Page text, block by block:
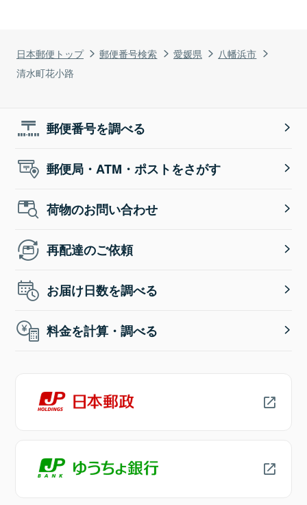
日本郵便トップ 郵便番号検索 愛媛県
八幡浜市
清水町花小路
郵便番号を調べる
郵便局・ATM・ポストをさがす
荷物のお問い合わせ
再配達のご依頼
お届け日数を調べる
料金を計算・調べる